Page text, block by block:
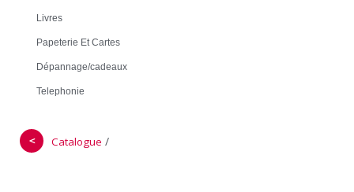
Livres
Papeterie Et Cartes
Dépannage/cadeaux
Telephonie
＜ Catalogue /